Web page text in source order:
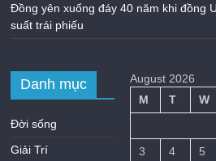
Đồng yên xuống đáy 40 năm khi đồng
suất trái phiếu
Danh mục
Đời sống
Giải Trí
August 2026
M
T W
3
4 5